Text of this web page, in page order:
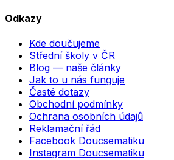
Odkazy
Kde doučujeme
Střední školy v ČR
Blog — naše články
Jak to u nás funguje
Časté dotazy
Obchodní podmínky
Ochrana osobních údajů
Reklamační řád
Facebook Doucsematiku
Instagram Doucsematiku